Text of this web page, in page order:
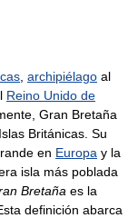
archipiélago al
Reino Unido de
Gran Bretaña
Británicas. Su
en Europa y la
isla más poblada
Bretaña es la
Esta definición abarca